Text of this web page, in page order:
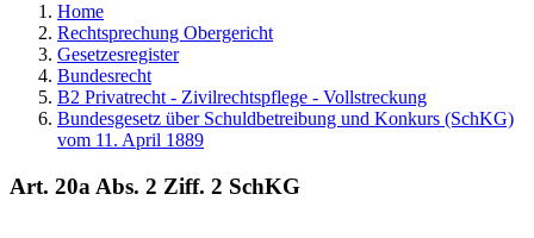
Home
Rechtsprechung Obergericht
Gesetzesregister
Bundesrecht
B2 Privatrecht - Zivilrechtspflege - Vollstreckung
Bundesgesetz über Schuldbetreibung und Konkurs (SchKG)
vom 11. April 1889
Art. 20a Abs. 2 Ziff. 2 SchKG